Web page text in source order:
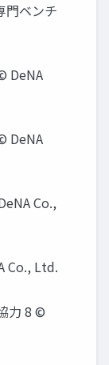
⾨ベンチ
DeNA
DeNA
Co.,
Co., Ltd.
⼒ 8 ©